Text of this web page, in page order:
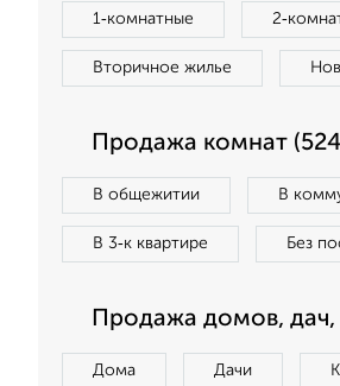
1‑комнатные
Вторичное жилье
Продажа комнат
В общежитии В
В 3‑к квартире Без
Продажа домов, дач,
Дома Дачи